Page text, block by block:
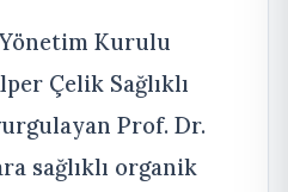
Kurulu
Çelik Sağlıklı
Prof. Dr.
sağlıklı organik